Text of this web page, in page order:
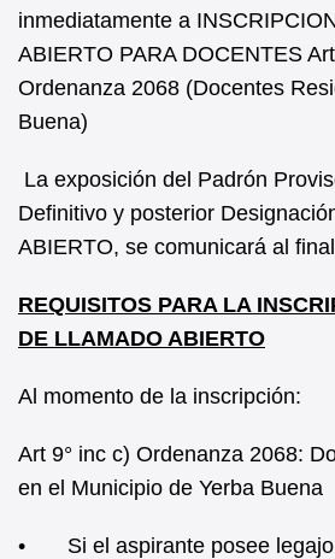
inmediatamente a
ABIERTO PARA DOCENTES
Ordenanza 2068 (Docentes
Buena)
La exposición del Padrón
Definitivo y posterior
ABIERTO, se comunicará al
REQUISITOS PARA LA
DE LLAMADO ABIERTO
Al momento de la inscripción:
Art 9° inc c) Ordenanza 2068:
en el Municipio de Yerba Buena
• Si el aspirante posee legajo